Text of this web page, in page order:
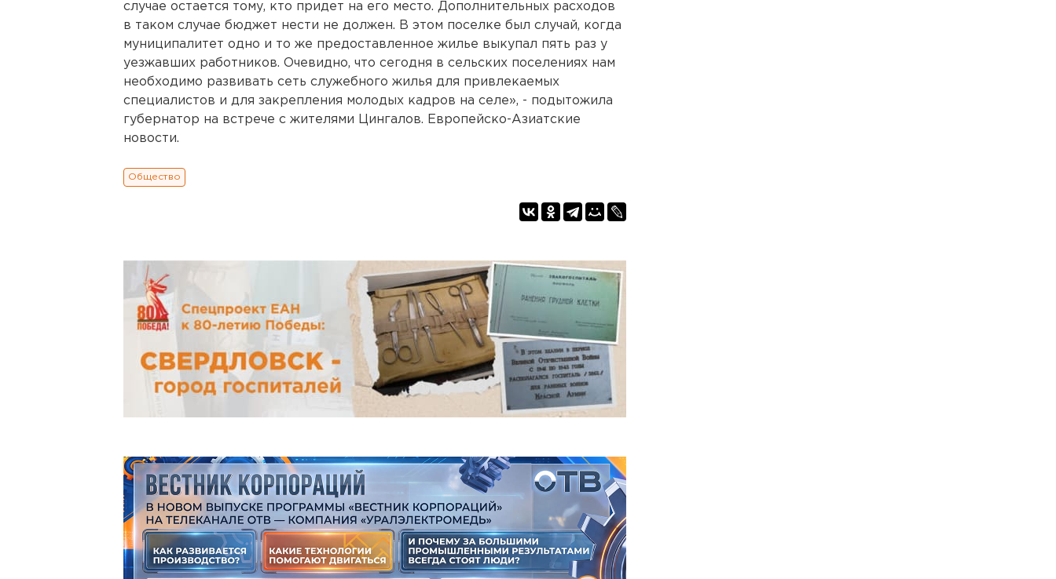
случае остается тому, кто придет на его место. Дополнительных расходов
в таком случае бюджет нести не должен. В этом поселке был случай, когда
муниципалитет одно и то же предоставленное жилье выкупал пять раз у
уезжавших работников. Очевидно, что сегодня в сельских поселениях нам
необходимо развивать сеть служебного жилья для привлекаемых
специалистов и для закрепления молодых кадров на селе», - подытожила
губернатор на встрече с жителями Цингалов. Европейско-Азиатские
новости.
Общество